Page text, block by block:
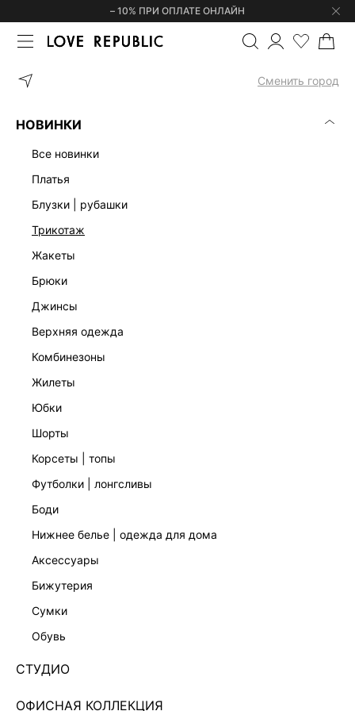
– 10% ПРИ ОПЛАТЕ ОНЛАЙН
Сменить город
НОВИНКИ
все новинки
платья
блузки | рубашки
трикотаж
жакеты
брюки
джинсы
верхняя одежда
комбинезоны
жилеты
юбки
шорты
корсеты | топы
футболки | лонгсливы
боди
нижнее белье | одежда для дома
аксессуары
бижутерия
сумки
обувь
СТУДИО
ОФИСНАЯ КОЛЛЕКЦИЯ
ГЛАВНАЯ ПОЛУПРОЗРАЧНОЕ БОДИ ИЗ
ЭКСКЛЮЗИВНО ОНЛАЙН
ПОЛУПРОЗРАЧНОЕ БОДИ ИЗ СЕТКИ 3451114320-
Нет в наличии